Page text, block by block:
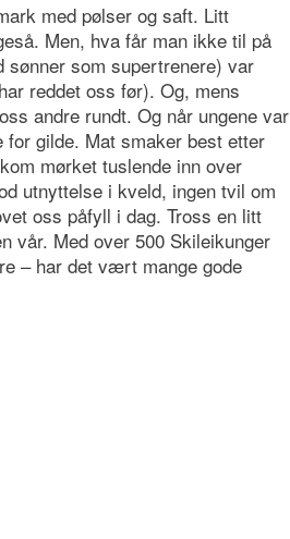
med pølser og saft. Litt
Men, hva får man ikke til på
sønner som supertrenere) var
reddet oss før). Og, mens
andre rundt. Og når ungene var
gilde. Mat smaker best etter
mørket tuslende inn over
utnyttelse i kveld, ingen tvil om
oss påfyll i dag. Tross en litt
vår. Med over 500 Skileikunger
– har det vært mange gode